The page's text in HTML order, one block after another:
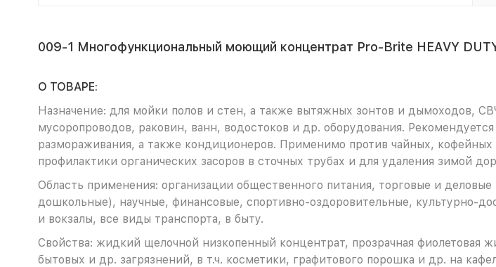
009-1 Многофункциональный моющий концентрат Pro-Brite HEAVY
О ТОВАРЕ:
Назначение: для мойки полов и стен, а также вытяжных зонтов и дымоходов,
мусоропроводов, раковин, ванн, водостоков и др. оборудования.
размораживания, а также кондиционеров. Применимо против чайных,
профилактики органических засоров в сточных трубах и для удаления зимой
Область применения: организации общественного питания, торговые и
дошкольные), научные, финансовые, спортивно-оздоровительные, культурно-
и вокзалы, все виды транспорта, в быту.
Свойства: жидкий щелочной низкопенный концентрат, прозрачная
бытовых и др. загрязнений, в т.ч. косметики, графитового порошка и др. на